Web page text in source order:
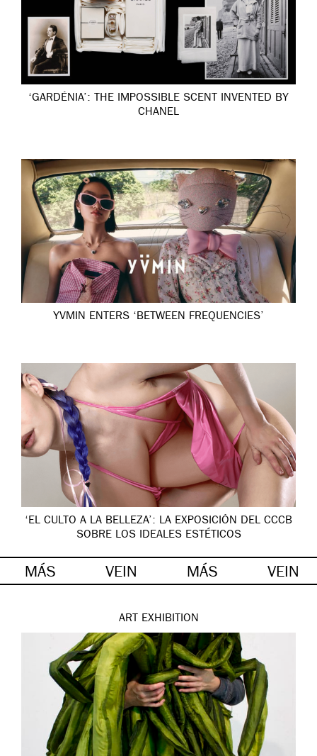
‘GARDÉNIA’: THE IMPOSSIBLE SCENT INVENTED BY
CHANEL
YVMIN ENTERS ‘BETWEEN FREQUENCIES’
‘EL CULTO A LA BELLEZA’: LA EXPOSICIÓN DEL CCCB
SOBRE LOS IDEALES ESTÉTICOS
MÁS VEIN MÁS VEIN
ART EXHIBITION